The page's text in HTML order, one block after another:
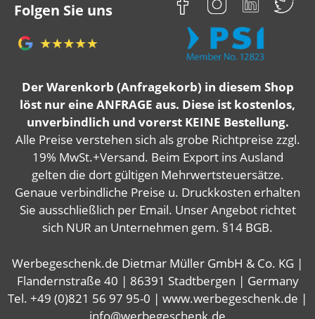
Folgen Sie uns
Der Warenkorb (Anfragekorb) in diesem Shop
löst nur eine ANFRAGE aus. Diese ist kostenlos,
unverbindlich und vorerst KEINE Bestellung.
Alle Preise verstehen sich als grobe Richtpreise zzgl.
19% MwSt.+Versand. Beim Export ins Ausland
gelten die dort gültigen Mehrwertsteuersätze.
Genaue verbindliche Preise u. Druckkosten erhalten
Sie ausschließlich per Email. Unser Angebot richtet
sich NUR an Unternehmen gem. §14 BGB.
Werbegeschenk.de Dietmar Müller GmbH & Co. KG |
Flandernstraße 40 | 86391 Stadtbergen | Germany
Tel. +49 (0)821 56 97 95-0 | www.werbegeschenk.de |